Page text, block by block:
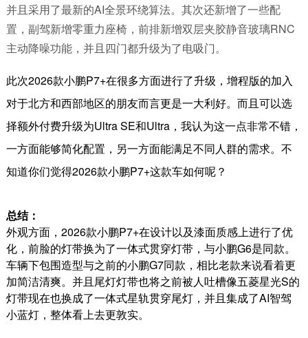
并且采用了最新的AI全景环绕算法。其次还新增了一些配
置，副驾新增零重力座椅，前排新增双层夹胶静音玻璃RNC
主动降噪功能，并且四门都升级为了电吸门。
此次2026款小鹏P7+在很多方面进行了升级，增程版的加入
对于北方和西部地区的朋友而言更是一大利好。而且可以选
择额外付费升级为Ultra SE和Ultra，我认为这一点非常不错，
一方面能够简化配置，另一方面能满足不同人群的需求。不
知道你们觉得2026款小鹏P7+这款车如何呢？
总结：
外观方面， 2026款小鹏P7+在设计以及漆面质感上进行了优
化，前脸的灯带换为了一体式贯穿灯带，与小鹏G6是同款。
车辆下包围造型与之前的小鹏G7同款，相比老款来说看着更
加简洁清爽。并且尾灯灯带也将之前被人吐槽像五菱星光S的
灯带现在也换成了一体式星轨贯穿尾灯，并且集成了AI智驾
小蓝灯，整体看上去更敦实。